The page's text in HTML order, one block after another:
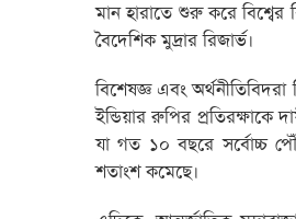
মান হারাতে শুরু করে বিশ্বের
বৈদেশিক মুদ্রার রিজার্ভ।
বিশেষজ্ঞ এবং অর্থনীতিবিদরা
ইন্ডিয়ার রুপির প্রতিরক্ষাকে
যা গত ১০ বছরে সর্বোচ্চ
শতাংশ কমেছে।